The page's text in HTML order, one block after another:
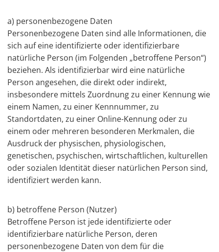
a) personenbezogene Daten
Personenbezogene Daten sind alle Informationen, die
sich auf eine identifizierte oder identifizierbare
natürliche Person (im Folgenden „betroffene Person“)
beziehen. Als identifizierbar wird eine natürliche
Person angesehen, die direkt oder indirekt,
insbesondere mittels Zuordnung zu einer Kennung wie
einem Namen, zu einer Kennnummer, zu
Standortdaten, zu einer Online-Kennung oder zu
einem oder mehreren besonderen Merkmalen, die
Ausdruck der physischen, physiologischen,
genetischen, psychischen, wirtschaftlichen, kulturellen
oder sozialen Identität dieser natürlichen Person sind,
identifiziert werden kann.
b) betroffene Person (Nutzer)
Betroffene Person ist jede identifizierte oder
identifizierbare natürliche Person, deren
personenbezogene Daten von dem für die